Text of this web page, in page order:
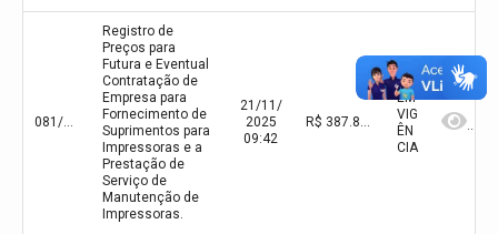
081/2025
Registro de
Preços para
Futura e Eventual
Contratação de
Empresa para
Fornecimento de
Suprimentos para
Impressoras e a
Prestação de
Serviço de
Manutenção de
Impressoras.
21/11/
2025
09:42
R$ 387.884,79(valor inicial)
EM
VIG
ÊN
CIA